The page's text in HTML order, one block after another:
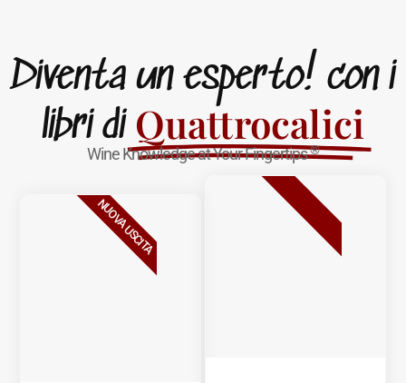
Diventa un esperto! con i
libri di Quattrocalici
Wine Knowledge at Your Fingertips®
NUOVA USCITA BESTSELLER